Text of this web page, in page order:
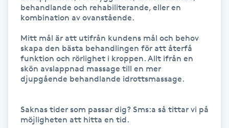
Gel naglar
Gelenaglar
Gellack
Gravidmassage
behandlande och rehabiliterande, eller en
kombination av ovanstående.
Mitt mål är att utifrån kundens mål och behov
skapa den bästa behandlingen för att återfå
funktion och rörlighet i kroppen. Allt ifrån en
skön avslappnad massage till en mer
djupgående behandlande idrottsmassage.
Saknas tider som passar dig? Sms:a så tittar vi på
möjligheten att hitta en tid.